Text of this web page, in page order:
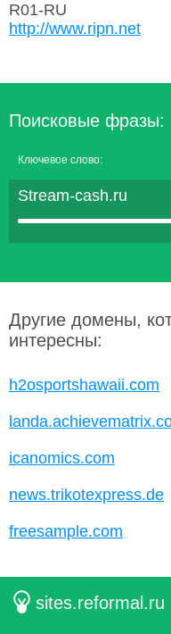
R01-RU
http://www.ripn.net
Поисковые фразы:
Ключевое слово:
Stream-cash.ru
Другие домены,
интересны:
h2osportshawaii.com
icanomics.com
news.trikotexpress.de
freesample.com
sites.reformal.ru